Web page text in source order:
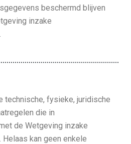
beschermd blijven
inzake
technische, fysieke, juridische
die in
de Wetgeving inzake
kan geen enkele